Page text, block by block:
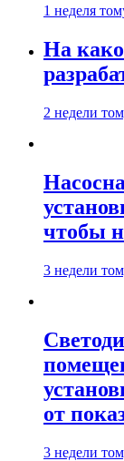
1 неделя
На
2 недели
чтобы
3 недели
от
3 недели